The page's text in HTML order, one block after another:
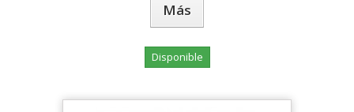
Más
Disponible